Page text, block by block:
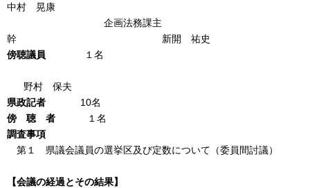
中村 晃康
企画法務課主
幹 新開 祐史
傍聴議員 １名
野村 保夫
県政記者 10名
傍 聴 者 １名
調査事項
第１ 県議会議員の選挙区及び定数について（委員間討議）
【会議の経過とその結果】